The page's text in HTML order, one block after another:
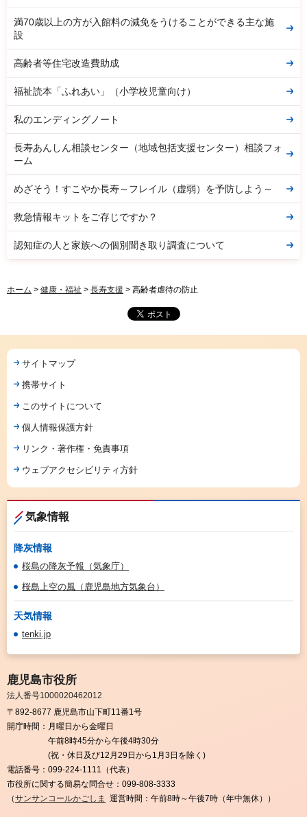
満70歳以上の方が入館料の減免をうけることができる主な施
設
高齢者等住宅改造費助成
福祉読本「ふれあい」（小学校児童向け）
私のエンディングノート
長寿あんしん相談センター（地域包括支援センター）相談フォ
ーム
めざそう！すこやか長寿～フレイル（虚弱）を予防しよう～
救急情報キットをご存じですか？
認知症の人と家族への個別聞き取り調査について
ホーム > 健康・福祉 > 長寿支援 > 高齢者虐待の防止
サイトマップ
携帯サイト
このサイトについて
個人情報保護方針
リンク・著作権・免責事項
ウェブアクセシビリティ方針
気象情報
降灰情報
桜島の降灰予報（気象庁）
桜島上空の風（鹿児島地方気象台）
天気情報
tenki.jp
鹿児島市役所
法人番号1000020462012
〒892-8677 鹿児島市山下町11番1号
開庁時間： 月曜日から金曜日
午前8時45分から午後4時30分
(祝・休日及び12月29日から1月3日を除く)
電話番号： 099-224-1111（代表）
市役所に関する簡易な問合せ： 099-808-3333
（サンサンコールかごしま 運営時間：午前8時～午後7時（年中無休））